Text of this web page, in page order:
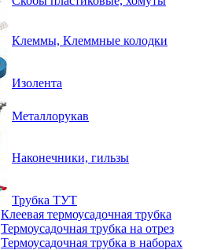
Клеммы, Клеммные колодки
Изолента
Металлорукав
Наконечники, гильзы
Трубка ТУТ
Клеевая термоусадочная трубка
Термоусадочная трубка на отрез
Термоусадочная трубка в наборах